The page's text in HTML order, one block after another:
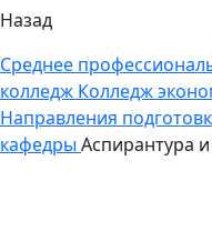
Назад
Среднее
колледж Колледж
Направления
кафедры Аспирантура